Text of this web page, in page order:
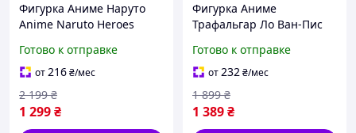
Фигурка Аниме Наруто
Anime Naruto Heroes
Готово к отправке
от216₴/мес
1 299₴
2 199 ₴
Фигурка Аниме
Трафальгар Ло Ван-Пис
Trafalgar Law Bandai
36937
Готово к отправке
от232₴/мес
1 389₴
1 899 ₴